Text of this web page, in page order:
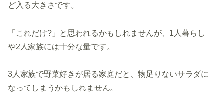
ど入る大きさです。
「これだけ?」と思われるかもしれませんが、1人暮らし
や2人家族には十分な量です。
3人家族で野菜好きが居る家庭だと、物足りないサラダに
なってしまうかもしれません。